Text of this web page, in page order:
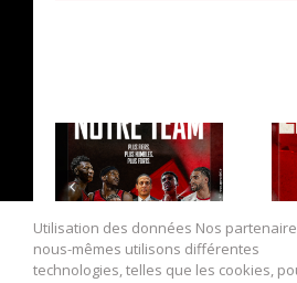
L’EFFECTIF
COMPLET !
Utilisation des données Nos
nous-mêmes utilisons différentes
technologies, telles que les cookies,